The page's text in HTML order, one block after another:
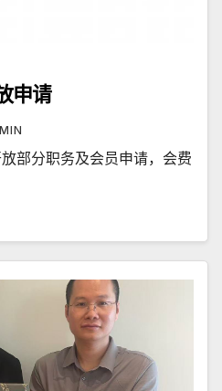
申请
部分职务及会员申请，会费